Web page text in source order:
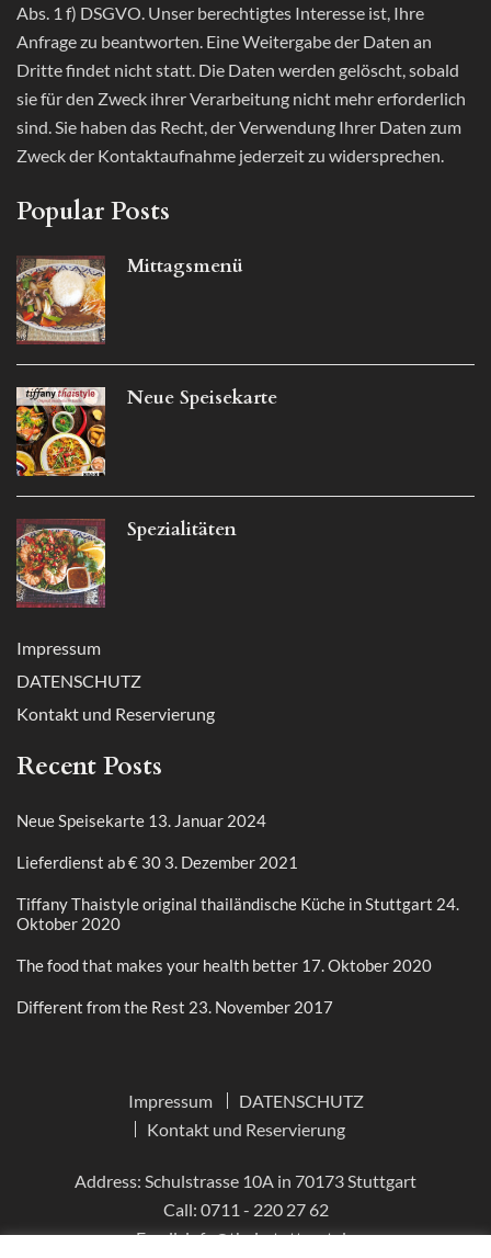
Abs. 1 f) DSGVO. Unser berechtigtes Interesse ist, Ihre
Anfrage zu beantworten. Eine Weitergabe der Daten an
Dritte findet nicht statt. Die Daten werden gelöscht, sobald
sie für den Zweck ihrer Verarbeitung nicht mehr erforderlich
sind. Sie haben das Recht, der Verwendung Ihrer Daten zum
Zweck der Kontaktaufnahme jederzeit zu widersprechen.
Popular Posts
Mittagsmenü
Neue Speisekarte
Spezialitäten
Impressum
DATENSCHUTZ
Kontakt und Reservierung
Recent Posts
Neue Speisekarte 13. Januar 2024
Lieferdienst ab € 30 3. Dezember 2021
Tiffany Thaistyle original thailändische Küche in Stuttgart 24.
Oktober 2020
The food that makes your health better 17. Oktober 2020
Different from the Rest 23. November 2017
Impressum
DATENSCHUTZ
Kontakt und Reservierung
Address: Schulstrasse 10A in 70173 Stuttgart
Call: 0711 - 220 27 62
Email:info@thai-stuttgart.de